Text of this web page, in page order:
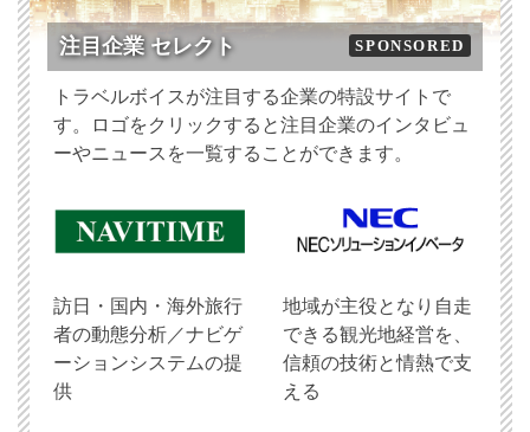
注目企業 セレクト SPONSORED
トラベルボイスが注目する企業の特設サイトで
す。ロゴをクリックすると注目企業のインタビュ
ーやニュースを一覧することができます。
訪日・国内・海外旅行
者の動態分析／ナビゲ
ーションシステムの提
供
地域が主役となり自走
できる観光地経営を、
信頼の技術と情熱で支
える